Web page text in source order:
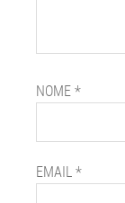
NOME*
EMAIL*